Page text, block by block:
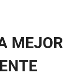
MEJOR